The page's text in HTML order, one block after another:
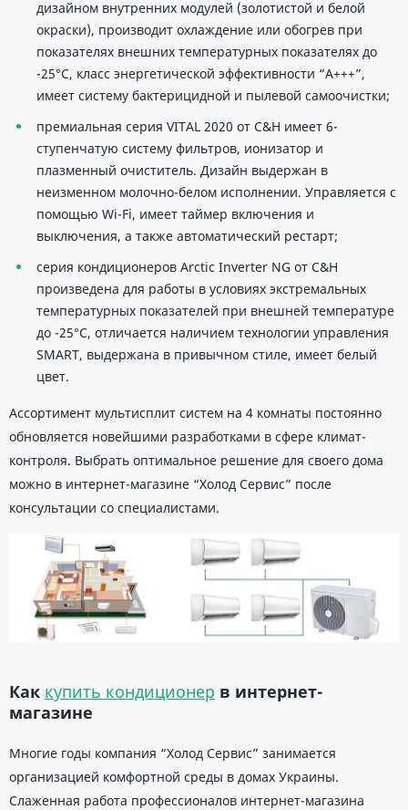
дизайном внутренних модулей (золотистой и белой
окраски), производит охлаждение или обогрев при
показателях внешних температурных показателях до
-25°C, класс энергетической эффективности “А+++”,
имеет систему бактерицидной и пылевой самоочистки;
премиальная серия VITAL 2020 от C&H имеет 6-
ступенчатую систему фильтров, ионизатор и
плазменный очиститель. Дизайн выдержан в
неизменном молочно-белом исполнении. Управляется с
помощью Wi-Fi, имеет таймер включения и
выключения, а также автоматический рестарт;
серия кондиционеров Arctic Inverter NG от C&H
произведена для работы в условиях экстремальных
температурных показателей при внешней температуре
до -25°C, отличается наличием технологии управления
SMART, выдержана в привычном стиле, имеет белый
цвет.
Ассортимент мультисплит систем на 4 комнаты постоянно
обновляется новейшими разработками в сфере климат-
контроля. Выбрать оптимальное решение для своего дома
можно в интернет-магазине “Холод Сервис” после
консультации со специалистами.
Как купить кондиционер в интернет-
магазине
Многие годы компания “Холод Сервис” занимается
организацией комфортной среды в домах Украины.
Слаженная работа профессионалов интернет-магазина